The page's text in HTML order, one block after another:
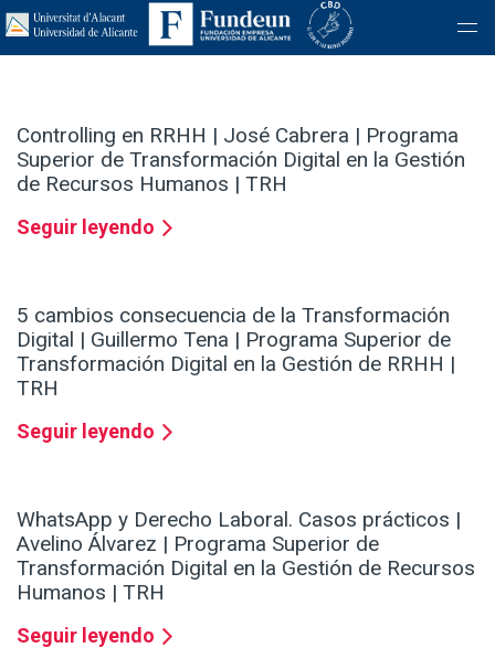
Controlling en RRHH | José Cabrera | Programa
Superior de Transformación Digital en la Gestión
de Recursos Humanos | TRH
Seguir leyendo
5 cambios consecuencia de la Transformación
Digital | Guillermo Tena | Programa Superior de
Transformación Digital en la Gestión de RRHH |
TRH
Seguir leyendo
WhatsApp y Derecho Laboral. Casos prácticos |
Avelino Álvarez | Programa Superior de
Transformación Digital en la Gestión de Recursos
Humanos | TRH
Seguir leyendo